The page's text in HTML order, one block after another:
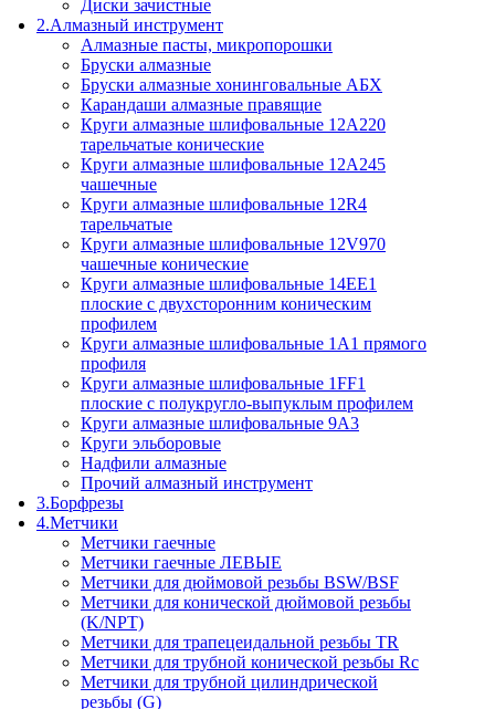
Диски зачистные
2.Алмазный инструмент
Алмазные пасты, микропорошки
Бруски алмазные
Бруски алмазные хонинговальные АБХ
Карандаши алмазные правящие
Круги алмазные шлифовальные 12A220
тарельчатые конические
Круги алмазные шлифовальные 12A245
чашечные
Круги алмазные шлифовальные 12R4
тарельчатые
Круги алмазные шлифовальные 12V970
чашечные конические
Круги алмазные шлифовальные 14EE1
плоские с двухсторонним коническим
профилем
Круги алмазные шлифовальные 1A1 прямого
профиля
Круги алмазные шлифовальные 1FF1
плоские с полукругло-выпуклым профилем
Круги алмазные шлифовальные 9A3
Круги эльборовые
Надфили алмазные
Прочий алмазный инструмент
3.Борфрезы
4.Метчики
Метчики гаечные
Метчики гаечные ЛЕВЫЕ
Метчики для дюймовой резьбы BSW/BSF
Метчики для конической дюймовой резьбы
(K/NPT)
Метчики для трапецеидальной резьбы TR
Метчики для трубной конической резьбы Rc
Метчики для трубной цилиндрической
резьбы (G)